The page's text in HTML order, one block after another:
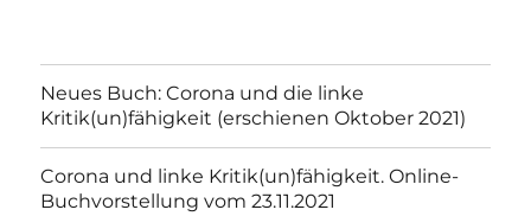
Neues Buch: Corona und die linke
Kritik(un)fähigkeit (erschienen Oktober 2021)
Corona und linke Kritik(un)fähigkeit. Online-
Buchvorstellung vom 23.11.2021